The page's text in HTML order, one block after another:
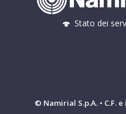
Stato dei
© Namirial S.p.A. • C.F. e